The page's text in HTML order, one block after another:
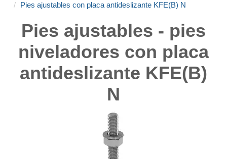
Pies ajustables con placa antideslizante KFE(B) N
Pies ajustables - pies
niveladores con placa
antideslizante KFE(B)
N